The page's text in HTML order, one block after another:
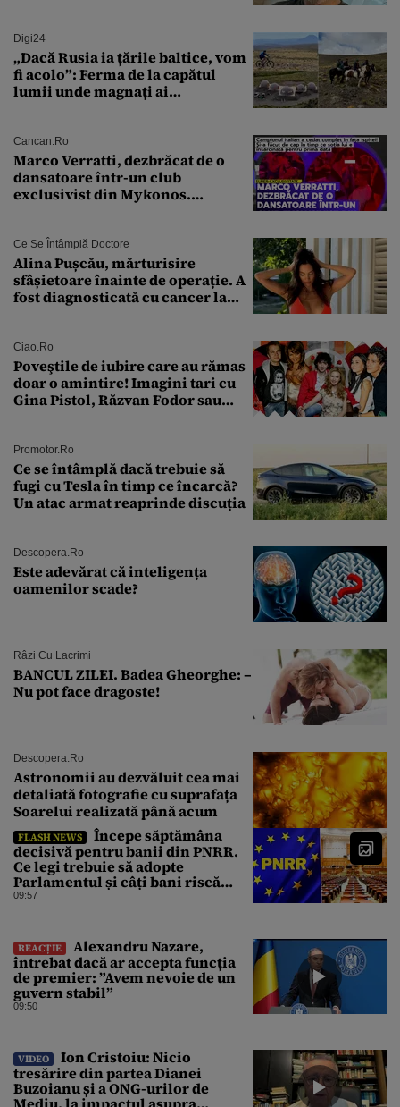
Digi24
„Dacă Rusia ia țările baltice, vom
fi acolo”: Ferma de la capătul
lumii unde magnați ai
Cancan.ro
Marco Verratti, dezbrăcat de o
dansatoare într-un club
exclusivist din Mykonos.
Ce Se Întâmplă Doctore
Alina Pușcău, mărturisire
sfâșietoare înainte de operație. A
fost diagnosticată cu cancer la
îmi salvez viața”
Ciao.ro
Poveştile de iubire care au rămas
doar o amintire! Imagini tari cu
Gina Pistol, Răzvan Fodor sau
Promotor.ro
Ce se întâmplă dacă trebuie să
fugi cu Tesla în timp ce încarcă?
Un atac armat reaprinde discuția
Descopera.ro
Este adevărat că inteligența
oamenilor scade?
Râzi Cu Lacrimi
BANCUL ZILEI. Badea Gheorghe: –
Nu pot face dragoste!
Descopera.ro
Astronomii au dezvăluit cea mai
detaliată fotografie cu suprafața
Soarelui realizată până acum
FLASH NEWS
Începe săptămâna
decisivă pentru banii din PNRR.
Ce legi trebuie să adopte
Parlamentul și câți bani riscă
România să piardă
09:57
REACȚIE
Alexandru Nazare,
întrebat dacă ar accepta funcția
de premier: ”Avem nevoie de un
guvern stabil”
09:50
VIDEO
Ion Cristoiu: Nicio
tresărire din partea Dianei
Buzoianu și a ONG-urilor de